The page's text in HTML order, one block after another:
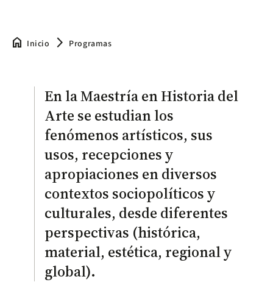
home Inicio arrow_forward_ios Programas
En la Maestría en Historia del
Arte se estudian los
fenómenos artísticos, sus
usos, recepciones y
apropiaciones en diversos
contextos sociopolíticos y
culturales, desde diferentes
perspectivas (histórica,
material, estética, regional y
global).